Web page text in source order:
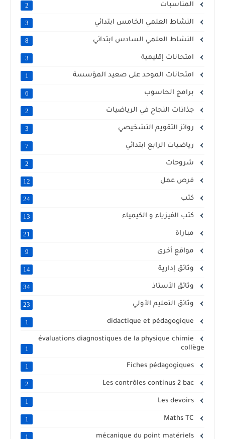
المناسبات 2
النشاط العلمي الخامس ابتدائي 3
النشاط العلمي السادس ابتدائي 8
امتحانات إقليمية 3
امتحانات الموحد على صعيد المؤسسة 1
برامج الحاسوب 6
جذاذات النجاح في الرياضيات 2
روائز التقويم التشخيصي 3
رياضيات الرابع ابتدائي 7
شروحات 2
فرص عمل 12
كتب 24
كتب الفيزياء و الكيمياء 13
مباراة 21
مواقع أخرى 9
وثائق إدارية 14
وثائق الأستاذ 34
وثائق التعليم الأولي 23
1
évaluations diagnostiques de la physique chimie
collège
1
Fiches pédagogiques
1
Les contrôles continus 2 bac
2
Les devoirs
1
1
mécanique du point matériels
1